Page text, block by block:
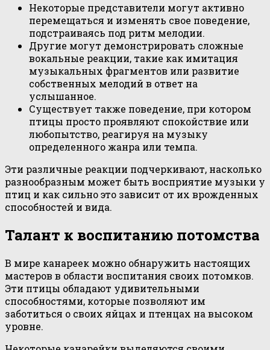
Некоторые представители могут активно
перемещаться и изменять свое поведение,
подстраиваясь под ритм мелодии.
Другие могут демонстрировать сложные
вокальные реакции, такие как имитация
музыкальных фрагментов или развитие
собственных мелодий в ответ на
услышанное.
Существует также поведение, при котором
птицы просто проявляют спокойствие или
любопытство, реагируя на музыку
определенного жанра или темпа.
Эти различные реакции подчеркивают, насколько
разнообразным может быть восприятие музыки у
птиц и как сильно это зависит от их врожденных
способностей и вида.
Талант к воспитанию потомства
В мире канареек можно обнаружить настоящих
мастеров в области воспитания своих потомков.
Эти птицы обладают удивительными
способностями, которые позволяют им
заботиться о своих яйцах и птенцах на высоком
уровне.